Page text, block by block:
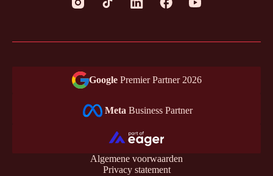
Google Premier Partner 2026
Meta Business Partner
Algemene voorwaarden
Privacy statement